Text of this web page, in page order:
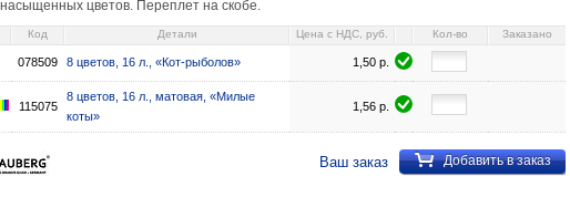
цветов. Переплет на скобе.
Код Детали Цена c НДС, руб. Кол-во Заказано
078509 8 цветов, 16 л., «Кот-рыболов» 1,50 р.
115075
8 цветов, 16 л., матовая, «Милые
коты»
1,56 р.
Ваш заказ Добавить в заказ